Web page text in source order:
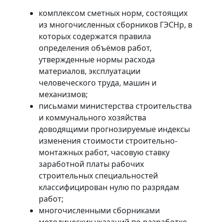
комплексом сметных норм, состоящих
из многочисленных сборников ГЭСНр, в
которых содержатся правила
определения объёмов работ,
утвержденные нормы расхода
материалов, эксплуатации
человеческого труда, машин и
механизмов;
письмами министерства строительства
и коммунального хозяйства
доводящими прогнозируемые индексы
изменения стоимости строительно-
монтажных работ, часовую ставку
заработной платы рабочих
строительных специальностей
классифицирован нулю по разрядам
работ;
многочисленными сборниками